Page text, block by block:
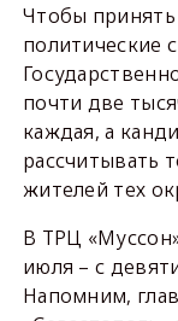
Чтобы принять
политические
почти две
каждая, а
рассчитывать
жителей тех
В ТРЦ
июля – с
Напомним,